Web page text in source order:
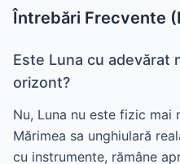
Întrebări Frecvente
Este Luna cu adevărat
orizont?
Nu, Luna nu este fizic mai
Mărimea sa unghiulară
cu instrumente, rămâne